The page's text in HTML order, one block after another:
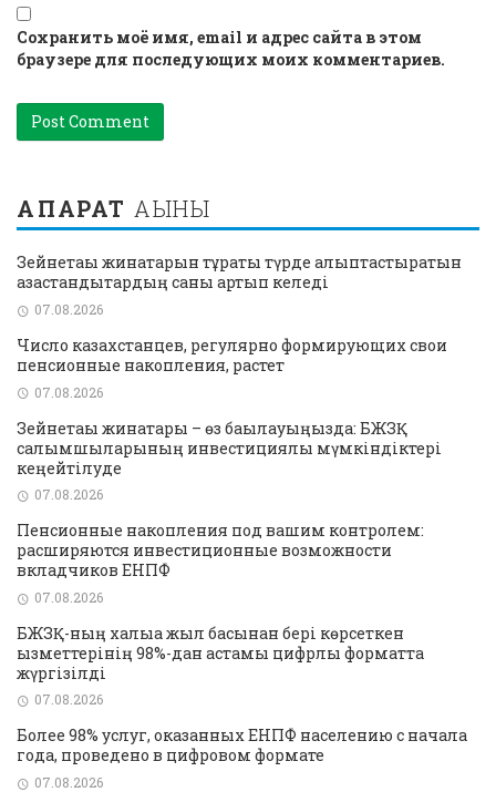
Сохранить моё имя, email и адрес сайта в этом
браузере для последующих моих комментариев.
АҚПАРАТ АҒЫНЫ
Зейнетақы жинақтарын тұрақты түрде қалыптастыратын
қазақстандықтардың саны артып келеді
07.08.2026
Число казахстанцев, регулярно формирующих свои
пенсионные накопления, растет
07.08.2026
Зейнетақы жинақтары – өз бақылауыңызда: БЖЗҚ
салымшыларының инвестициялық мүмкіндіктері
кеңейтілуде
07.08.2026
Пенсионные накопления под вашим контролем:
расширяются инвестиционные возможности
вкладчиков ЕНПФ
07.08.2026
БЖЗҚ-ның халыққа жыл басынан бері көрсеткен
қызметтерінің 98%-дан астамы цифрлық форматта
жүргізілді
07.08.2026
Более 98% услуг, оказанных ЕНПФ населению с начала
года, проведено в цифровом формате
07.08.2026